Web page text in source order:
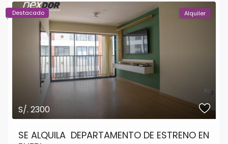
S/. 2300
Alquiler
Destacado
SE ALQUILA DEPARTAMENTO DE ESTRENO EN